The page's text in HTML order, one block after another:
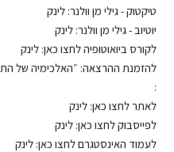
טיקטוק - גילי מן וולנר: ⁠⁠⁠לינק
יוטיוב - גילי מן וולנר: ⁠⁠⁠לינק
לקורס ביואוטופיה לחצו כאן: ⁠⁠⁠לינק
להזמנת ההרצאה: ״האלכימיה של
:
לאתר לחצו כאן: ⁠⁠⁠לינק
לפייסבוק לחצו כאן: ⁠⁠⁠לינק
לעמוד האינסטגרם לחצו כאן: ⁠⁠⁠לינק